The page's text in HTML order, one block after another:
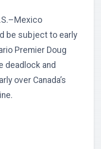
be subject to early
Premier Doug
deadlock and
over Canada’s